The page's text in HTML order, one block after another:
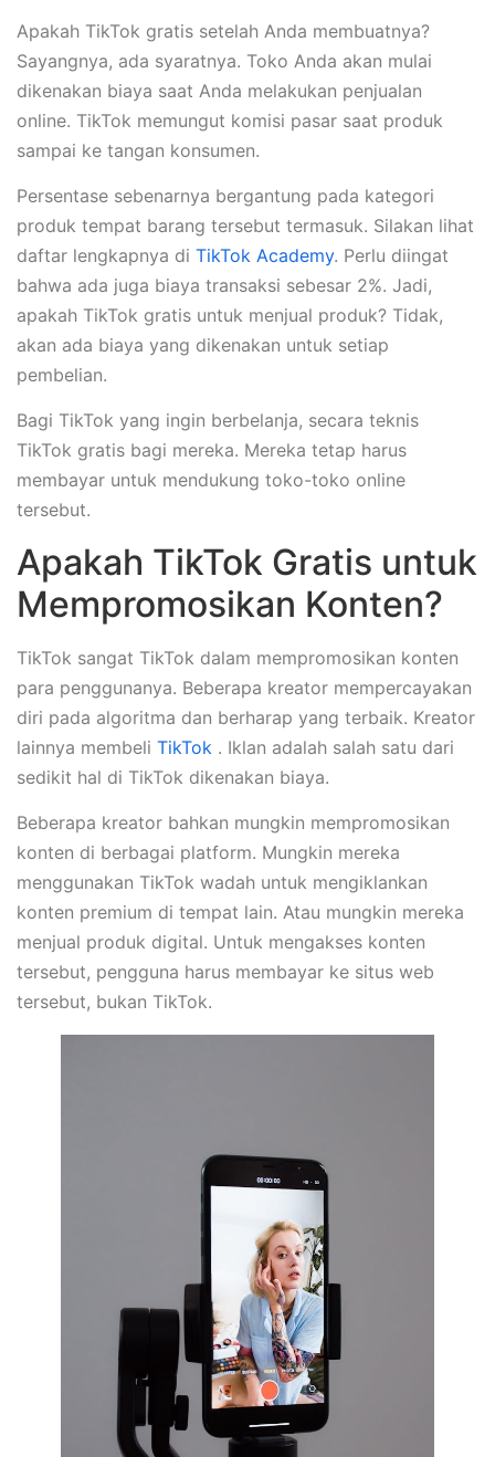
Apakah TikTok gratis setelah Anda membuatnya?
Sayangnya, ada syaratnya. Toko Anda akan mulai
dikenakan biaya saat Anda melakukan penjualan
online. TikTok memungut komisi pasar saat produk
sampai ke tangan konsumen.
Persentase sebenarnya bergantung pada kategori
produk tempat barang tersebut termasuk. Silakan lihat
daftar lengkapnya di TikTok Academy. Perlu diingat
bahwa ada juga biaya transaksi sebesar 2%. Jadi,
apakah TikTok gratis untuk menjual produk? Tidak,
akan ada biaya yang dikenakan untuk setiap
pembelian.
Bagi TikTok yang ingin berbelanja, secara teknis
TikTok gratis bagi mereka. Mereka tetap harus
membayar untuk mendukung toko-toko online
tersebut.
Apakah TikTok Gratis untuk
Mempromosikan Konten?
TikTok sangat TikTok dalam mempromosikan konten
para penggunanya. Beberapa kreator mempercayakan
diri pada algoritma dan berharap yang terbaik. Kreator
lainnya membeli TikTok . Iklan adalah salah satu dari
sedikit hal di TikTok dikenakan biaya.
Beberapa kreator bahkan mungkin mempromosikan
konten di berbagai platform. Mungkin mereka
menggunakan TikTok wadah untuk mengiklankan
konten premium di tempat lain. Atau mungkin mereka
menjual produk digital. Untuk mengakses konten
tersebut, pengguna harus membayar ke situs web
tersebut, bukan TikTok.